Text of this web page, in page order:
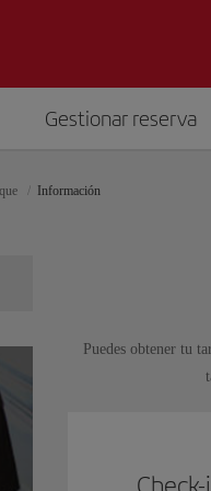
Gestionar reserva
Información
Puedes obtener tu